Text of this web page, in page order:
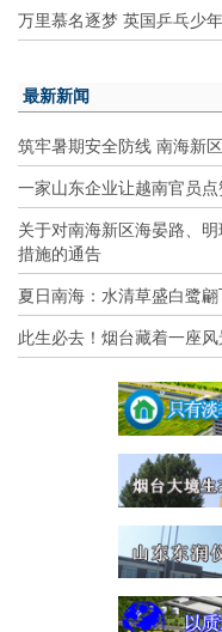
万里慕名逐梦 英国乒乓少
最新新闻
筑牢暑期安全防线 南海新
一家山东企业让越南官员
关于对南海新区海晏路、
措施的通告
夏日南海：水清草盛白鹭
此生必去！烟台藏着一座